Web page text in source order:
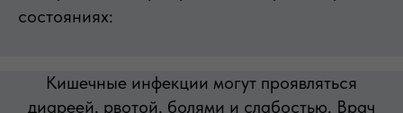
состояниях:
Кишечные инфекции могут проявляться
диареей, рвотой, болями и слабостью. Врач